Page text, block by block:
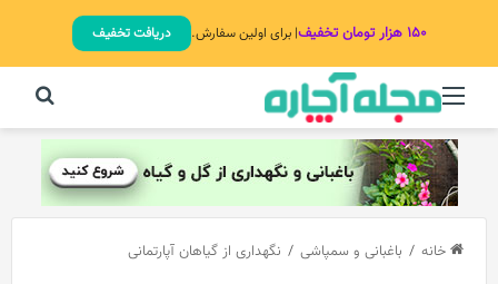
۱۵۰ هزار تومان تخفیف | برای اولین سفارش. دریافت تخفیف
منو
خانه / باغبانی و سمپاشی / نگهداری از گیاهان آپارتمانی